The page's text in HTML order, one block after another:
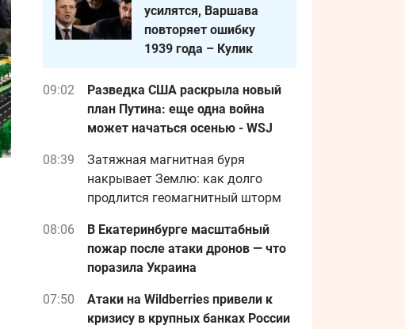
усилятся, Варшава
повторяет ошибку
1939 года – Кулик
09:02
Разведка США раскрыла новый
план Путина: еще одна война
может начаться осенью - WSJ
08:39
Затяжная магнитная буря
накрывает Землю: как долго
продлится геомагнитный шторм
08:06
В Екатеринбурге масштабный
пожар после атаки дронов — что
поразила Украина
07:50
Атаки на Wildberries привели к
кризису в крупных банках России